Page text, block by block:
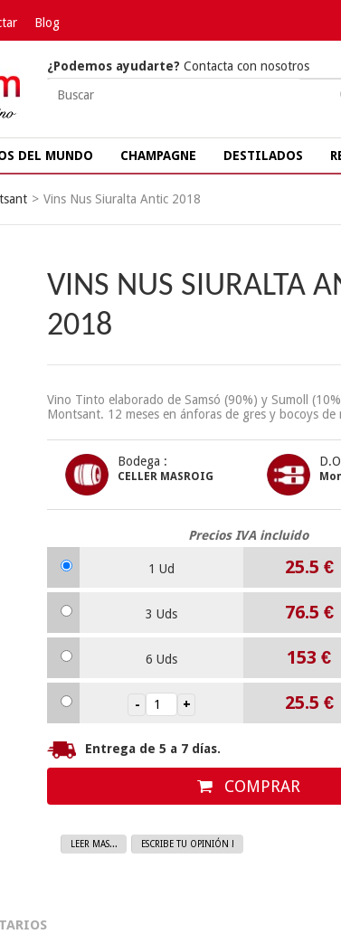
Blog
¿Podemos ayudarte? Contacta con nosotros
DEL MUNDO CHAMPAGNE DESTILADOS
> Vins Nus Siuralta Antic 2018
VINS NUS SIURALTA
2018
Vino Tinto elaborado de Samsó (90%) y Sumoll
Montsant. 12 meses en ánforas de gres y bocoys de
Bodega :
CELLER MASROIG
Precios IVA incluido
1 Ud 25.5 €
3 Uds 76.5 €
6 Uds 153€
25.5 €
Entrega de 5 a 7 días.
COMPRAR
LEER MAS... ESCRIBE TU OPINIÓN !